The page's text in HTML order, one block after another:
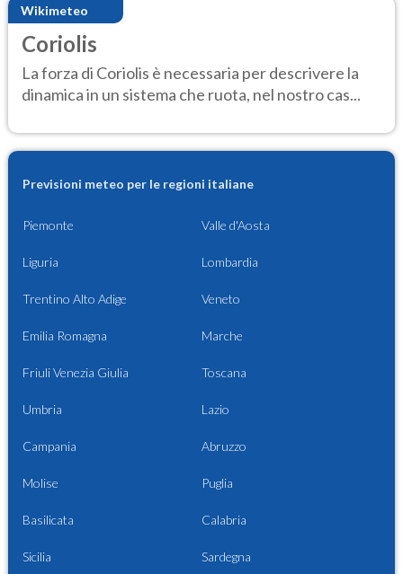
Wikimeteo
Coriolis
La forza di Coriolis è necessaria per descrivere la
dinamica in un sistema che ruota, nel nostro cas...
Previsioni meteo per le regioni italiane
Piemonte Valle d'Aosta
Liguria Lombardia
Trentino Alto Adige Veneto
Emilia Romagna Marche
Friuli Venezia Giulia Toscana
Umbria Lazio
Campania Abruzzo
Molise Puglia
Basilicata Calabria
Sicilia Sardegna